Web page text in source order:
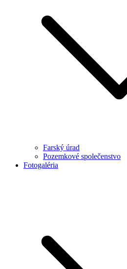
Farský úrad
Pozemkové společenstvo
Fotogaléria